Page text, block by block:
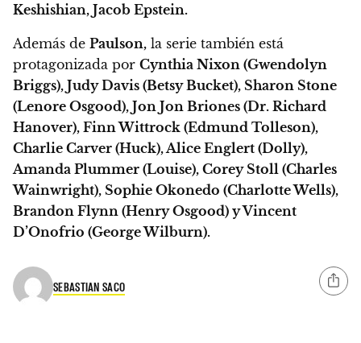
Keshishian, Jacob Epstein.
Además de Paulson, la serie también está
protagonizada por Cynthia Nixon (Gwendolyn
Briggs), Judy Davis (Betsy Bucket), Sharon Stone
(Lenore Osgood), Jon Jon Briones (Dr. Richard
Hanover), Finn Wittrock (Edmund Tolleson),
Charlie Carver (Huck), Alice Englert (Dolly),
Amanda Plummer (Louise), Corey Stoll (Charles
Wainwright), Sophie Okonedo (Charlotte Wells),
Brandon Flynn (Henry Osgood) y Vincent
D’Onofrio (George Wilburn).
SEBASTIAN SACO